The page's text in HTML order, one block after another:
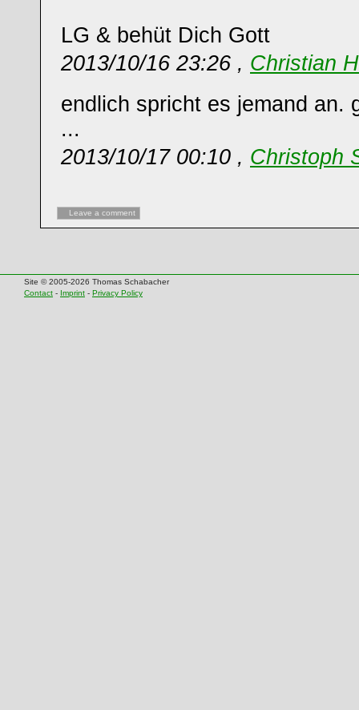
LG & behüt Dich Gott
2013/10/16 23:26 , Christian
endlich spricht es jemand an.
...
2013/10/17 00:10 , Christoph
Leave a comment
Site © 2005-2026 Thomas Schabacher
Contact - Imprint - Privacy Policy